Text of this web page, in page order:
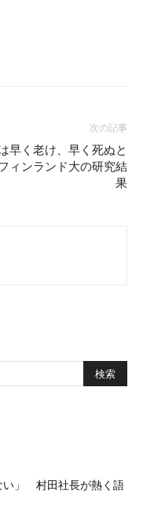
次の記事
早く老け、早く死ぬと
ィンランド大の研究結
果
い」 村田社長が熱く語